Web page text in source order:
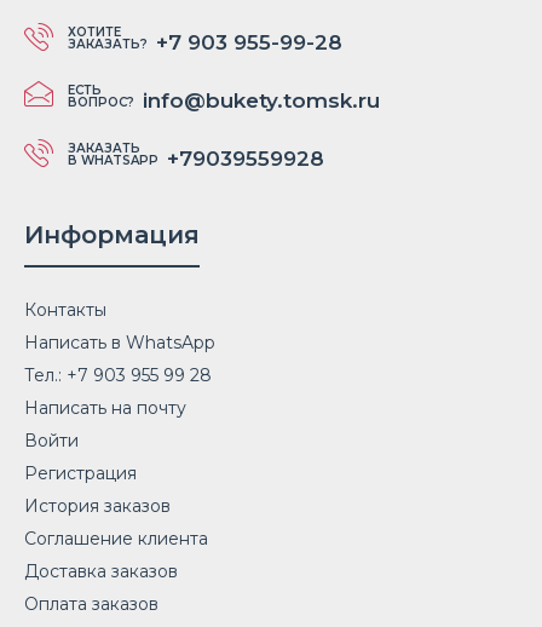
ХОТИТЕ
ЗАКАЗАТЬ? +7 903 955-99-28
ЕСТЬ
ВОПРОС? info@bukety.tomsk.ru
ЗАКАЗАТЬ
В WHATSAPP +79039559928
Информация
Контакты
Написать в WhatsApp
Тел.: +7 903 955 99 28
Написать на почту
Войти
Регистрация
История заказов
Соглашение клиента
Доставка заказов
Оплата заказов